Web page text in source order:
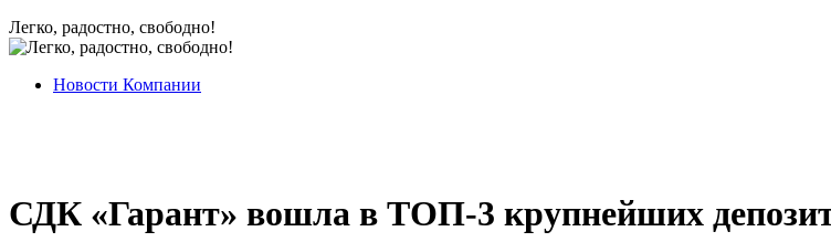
Легко, радостно, свободно!
Новости Компании
СДК «Гарант» вошла в ТОП-3 крупнейших